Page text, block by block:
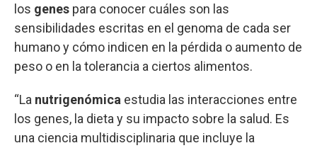
los genes para conocer cuáles son las
sensibilidades escritas en el genoma de cada ser
humano y cómo indicen en la pérdida o aumento de
peso o en la tolerancia a ciertos alimentos.
“La nutrigenómica estudia las interacciones entre
los genes, la dieta y su impacto sobre la salud. Es
una ciencia multidisciplinaria que incluye la